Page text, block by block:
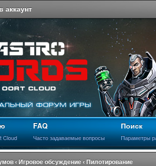
аккаунт
Cloud
FAQ
Часто задаваемые вопросы
Поиск
Параметры
‹ Игровое обсуждение ‹ Пилотирование